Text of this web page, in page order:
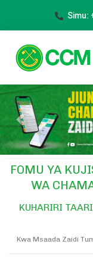
Simu:
Previous
FOMU YA
WA
KUHARIRI
Kwa Msaada Zaidi